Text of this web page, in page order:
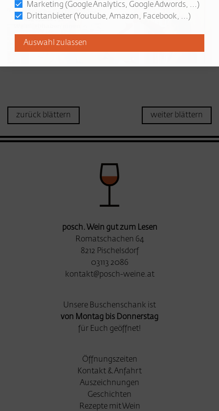
zurück blättern weiter blättern
posch. Wein gut zum Lesen
Romatschachen 64
8212 Pischelsdorf
03113 2086
kontakt@posch-weine.at
Unsere Buschenschank ist
von Montag bis Donnerstag
für Euch geöffnet!
Öffnungszeiten
Kontakt & Anfahrt
Auszeichnungen
Geschichten
Rezepte mit Wein
Marketing (Google Analytics, Google Adwords, ...)
Drittanbieter (Youtube, Amazon, Facebook, ...)